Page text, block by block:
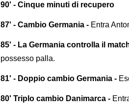
90' - Cinque minuti di recupero
87' - Cambio Germania - Entra
85' - La Germania controlla il
possesso palla.
81' - Doppio cambio Germania -
80' Triplo cambio Danimarca -